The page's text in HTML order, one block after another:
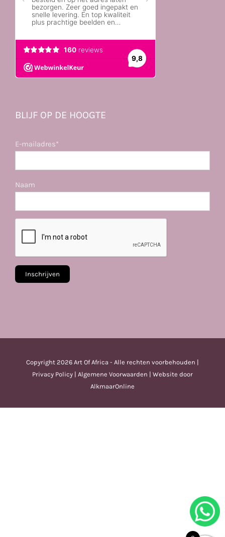
BLIJF OP DE HOOGTE
E-mailadres*
Naam
Copyright 2026 Art Of Africa - Alle rechten voorbehouden |
Privacy Policy | Algemene Voorwaarden | Website door
AlkmaarOnline